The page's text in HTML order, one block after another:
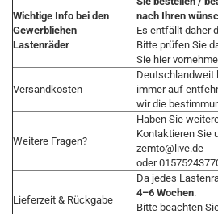
Wichtige Info bei den
Gewerblichen
Lastenräder
nach Ihren
Es entfällt daher
Bitte prüfen Sie
Sie hier
Versandkosten
Deutschlandweit
immer auf
wir die
Weitere Fragen?
Haben Sie
Kontaktieren Sie
zemto@live.de
oder
Lieferzeit & Rückgabe
Da jedes
4–6 Wochen.
Bitte beachten